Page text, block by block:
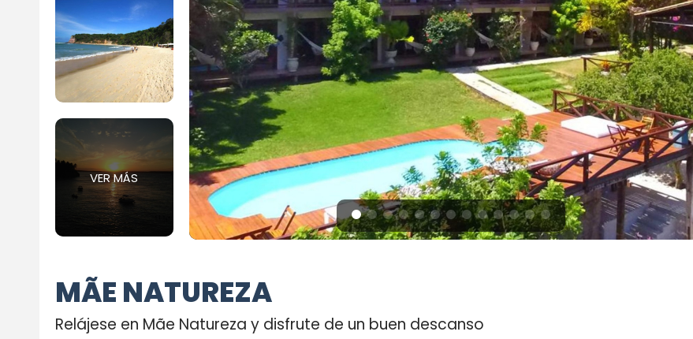
VER MÁS
MÃE NATUREZA
Relájese en Mãe Natureza y disfrute de un buen descanso